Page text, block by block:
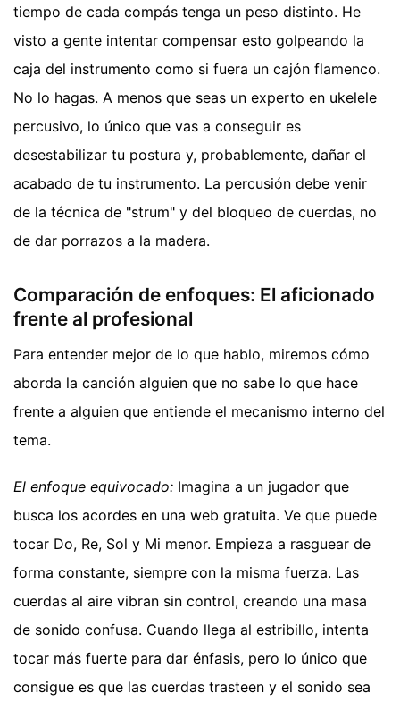
tiempo de cada compás tenga un peso distinto. He
visto a gente intentar compensar esto golpeando la
caja del instrumento como si fuera un cajón flamenco.
No lo hagas. A menos que seas un experto en ukelele
percusivo, lo único que vas a conseguir es
desestabilizar tu postura y, probablemente, dañar el
acabado de tu instrumento. La percusión debe venir
de la técnica de "strum" y del bloqueo de cuerdas, no
de dar porrazos a la madera.
Comparación de enfoques: El aficionado
frente al profesional
Para entender mejor de lo que hablo, miremos cómo
aborda la canción alguien que no sabe lo que hace
frente a alguien que entiende el mecanismo interno del
tema.
El enfoque equivocado: Imagina a un jugador que
busca los acordes en una web gratuita. Ve que puede
tocar Do, Re, Sol y Mi menor. Empieza a rasguear de
forma constante, siempre con la misma fuerza. Las
cuerdas al aire vibran sin control, creando una masa
de sonido confusa. Cuando llega al estribillo, intenta
tocar más fuerte para dar énfasis, pero lo único que
consigue es que las cuerdas trasteen y el sonido sea